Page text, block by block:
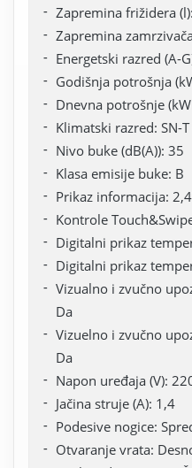
Zapremina frižidera
Zapremina
Energetski razred (A-
Godišnja potrošnja
Dnevna potrošnje
Klimatski razred: SN-
Nivo buke (dB(A)): 35
Klasa emisije buke: B
Prikaz informacija:
Kontrole
Digitalni prikaz
Digitalni prikaz
Vizualno i zvučno
Da
Vizuelno i zvučno
Da
Napon uređaja (V):
Jačina struje (A): 1,4
Podesive nogice:
Otvaranje vrata: